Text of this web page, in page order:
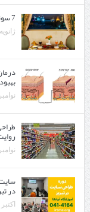
7 سوئیت محبوب مشهد نزدیک حرم با غذا و نظر مسافران
ژانویه 01, 2026
نوامبر 13, 2025
نوامبر 03, 2025
در
اکتبر 13, 2025